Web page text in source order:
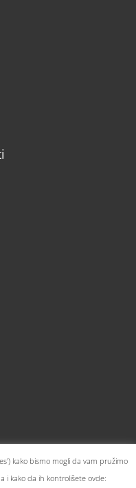
kako bismo mogli da vam pružimo
i kako da ih kontrolišete ovde: